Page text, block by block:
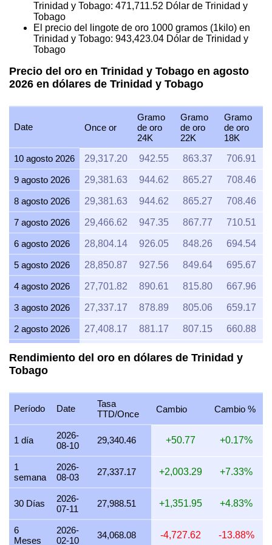
Trinidad y Tobago: 471,711.52 Dólar de Trinidad y
Tobago
El precio del lingote de oro 1000 gramos (1kilo) en
Trinidad y Tobago: 943,423.04 Dólar de Trinidad y
Tobago
Precio del oro en Trinidad y Tobago en agosto
2026 en dólares de Trinidad y Tobago
Date Once or
Gramo
de oro
24K
Gramo
de oro
22K
Gramo
de oro
18K
10 agosto 2026
29,317.20 942.55 863.37 706.91
9 agosto 2026 29,381.63 944.62 865.27 708.46
8 agosto 2026 29,381.63 944.62 865.27 708.46
7 agosto 2026 29,466.62 947.35 867.77 710.51
6 agosto 2026 28,804.14 926.05 848.26 694.54
5 agosto 2026 28,850.87 927.56 849.64 695.67
4 agosto 2026 27,701.82 890.61 815.80 667.96
3 agosto 2026 27,337.17 878.89 805.06 659.17
2 agosto 2026 27,408.17 881.17 807.15 660.88
31 julio 2026
30 julio 2026 27,821.65 894.47 819.33 670.85
29 julio 2026 27,495.87 883.99 809.74 662.99
28 julio 2026 27,422.33 881.63 807.57 661.22
27 julio 2026 27,723.64 891.31
26 julio 2026 27,515.92 884.64 810.33 663.48
25 julio 2026 27,515.92 884.64 810.33 663.48
24 julio 2026 27,610.30 887.67
23 julio 2026 27,480.03 883.48 809.27 662.61
Rendimiento del oro en dólares de Trinidad y
Tobago
Período Date
Tasa
TTD/Once
Cambio Cambio %
1 día
2026-
08-10
29,340.46 +50.77 +0.17%
1
semana
2026-
08-03
27,337.17 +2,003.29 +7.33%
30 Días
2026-
07-11
27,988.51 +1,351.95 +4.83%
6
Meses
2026-
02-10
34,068.08 -4,727.62 -13.88%